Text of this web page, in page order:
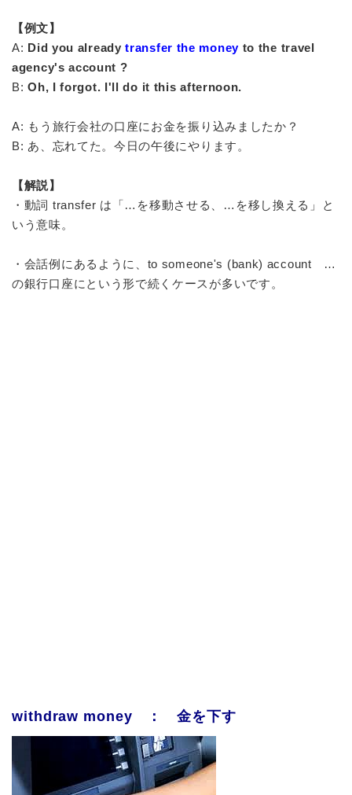
【例文】
A: Did you alreadytransfer the moneyto the travel
agency's account ?
B:Oh, I forgot. I'll do it this afternoon.
A: もう旅行会社の口座にお金を振り込みましたか？
B: あ、忘れてた。今日の午後にやります。
【解説】
・動詞 transfer は「…を移動させる、…を移し換える」と
いう意味。
・会話例にあるように、to someone's (bank) account …
の銀行口座にという形で続くケースが多いです。
withdraw money ： 金を下す